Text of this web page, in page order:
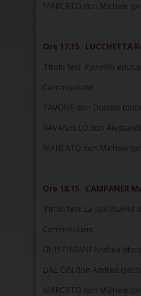
MARCATO don Michele
Ore 17.15 LUCCHETTA
Titolo tesi: Il profilo
Commissione:
PAVONE don Donato
RAVANELLO don
MARCATO don Michele
Ore 18.15 CAMPANER
Titolo tesi: La spiritualità
Commissione:
GIUSTINIANI Andrea
DAL CIN don Andrea
MARCATO don Michele